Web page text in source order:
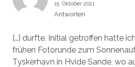
15. Oktober 2021
Antworten
[…] durfte. Initial getroffen hatte
frühen Fotorunde zum
Tyskerhavn in Hvide Sande, wo